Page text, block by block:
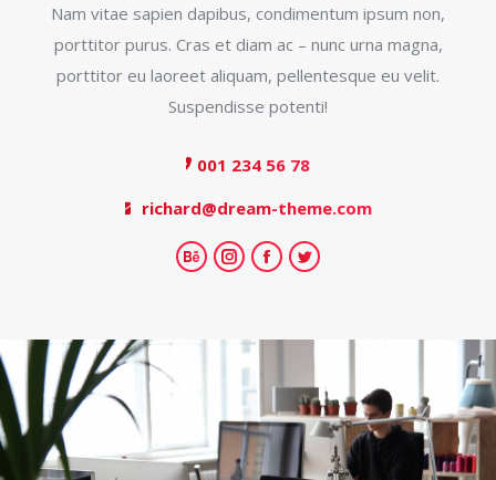
Nam vitae sapien dapibus, condimentum ipsum non,
porttitor purus. Cras et diam ac – nunc urna magna,
porttitor eu laoreet aliquam, pellentesque eu velit.
Suspendisse potenti!
001 234 56 78
richard@dream-theme.com
BehanceInstagramFacebookTwitter